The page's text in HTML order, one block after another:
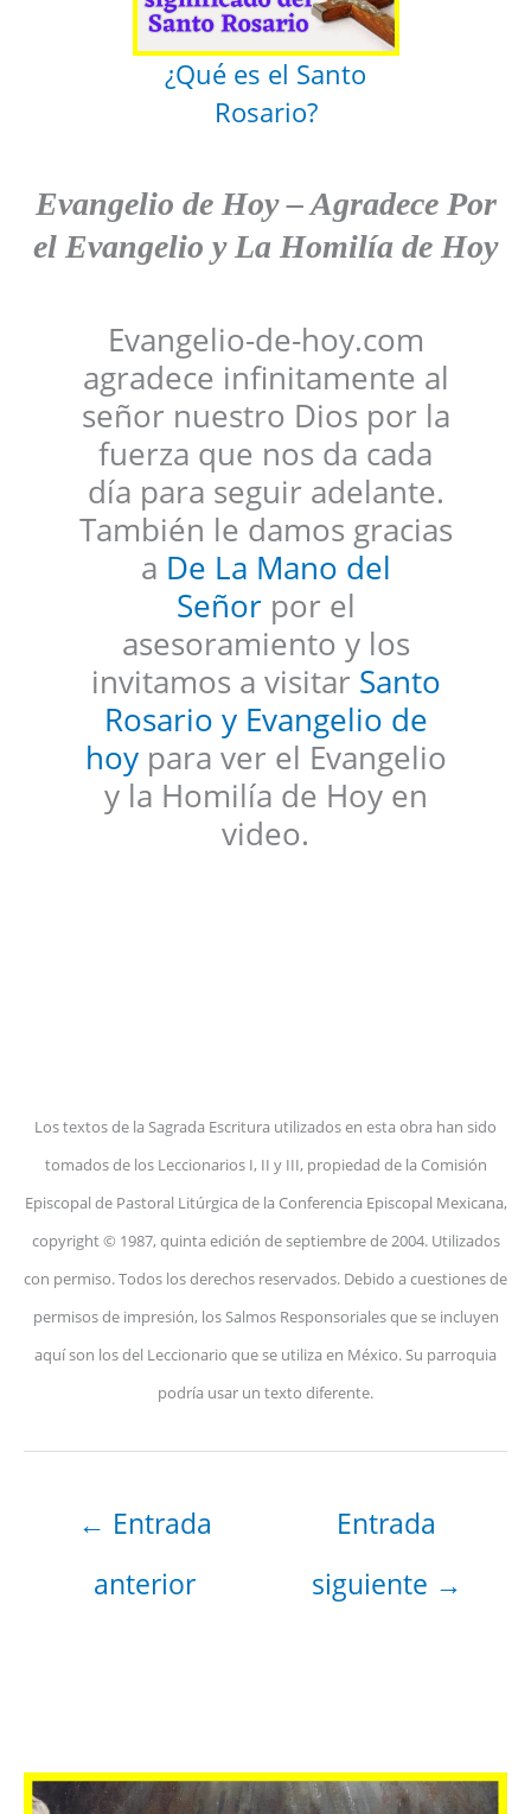
¿Qué es el Santo
Rosario?
Evangelio de Hoy–Agradece Por
el Evangelio y La Homilía de Hoy
Evangelio-de-hoy.com
agradece infinitamente al
señor nuestro Dios por la
fuerza que nos da cada
día para seguir adelante.
También le damos gracias
a De La Mano del
Señorpor el
asesoramiento y los
invitamos a visitar Santo
Rosario y Evangelio de
hoypara ver el Evangelio
y la Homilía de Hoy en
video.
Los textos de la Sagrada Escritura utilizados en esta obra han sido
tomados de los Leccionarios I, II y III, propiedad de la Comisión
Episcopal de Pastoral Litúrgica de la Conferencia Episcopal Mexicana,
copyright © 1987, quinta edición de septiembre de 2004. Utilizados
con permiso. Todos los derechos reservados. Debido a cuestiones de
permisos de impresión, los Salmos Responsoriales que se incluyen
aquí son los del Leccionario que se utiliza en México. Su parroquia
podría usar un texto diferente.
← Entrada
anterior
Entrada
siguiente →